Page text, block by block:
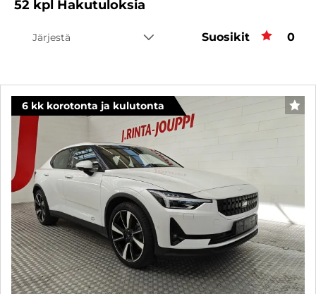
52 kpl Hakutuloksia
Järjestä Suosikit 0
6 kk korotonta ja kulutonta